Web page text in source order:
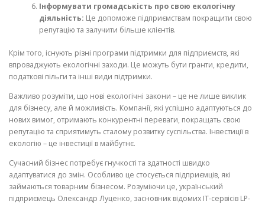
Інформувати громадськість про свою екологічну
діяльність: Це допоможе підприємствам покращити свою
репутацію та залучити більше клієнтів.
Крім того, існують різні програми підтримки для підприємств, які
впроваджують екологічні заходи. Це можуть бути гранти, кредити,
податкові пільги та інші види підтримки.
Важливо розуміти, що нові екологічні закони – це не лише виклик
для бізнесу, але й можливість. Компанії, які успішно адаптуються до
нових вимог, отримають конкурентні переваги, покращать свою
репутацію та сприятимуть сталому розвитку суспільства. Інвестиції в
екологію – це інвестиції в майбутнє.
Сучасний бізнес потребує гнучкості та здатності швидко
адаптуватися до змін. Особливо це стосується підприємців, які
займаються товарним бізнесом. Розуміючи це, український
підприємець Олександр Луценко, засновник відомих IT-сервісів LP-